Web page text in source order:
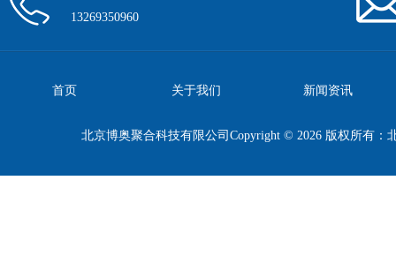
13269350960
首页 关于我们 新闻资讯
北京博奥聚合科技有限公司Copyright © 2026 版权所有